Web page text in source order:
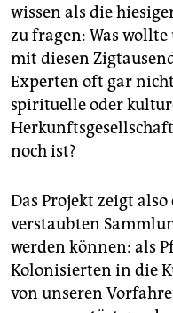
wissen als die
zu fragen: Was
mit diesen
Experten oft gar
spirituelle oder
noch ist?
Das Projekt zeigt
verstaubten
werden können: als
Kolonisierten in die
von unseren